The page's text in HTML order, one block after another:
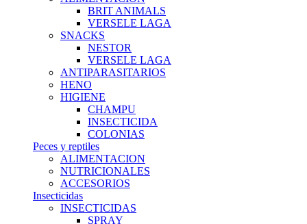
BRIT ANIMALS
VERSELE LAGA
SNACKS
NESTOR
VERSELE LAGA
ANTIPARASITARIOS
HENO
HIGIENE
CHAMPU
INSECTICIDA
COLONIAS
Peces y reptiles
ALIMENTACION
NUTRICIONALES
ACCESORIOS
Insecticidas
INSECTICIDAS
SPRAY